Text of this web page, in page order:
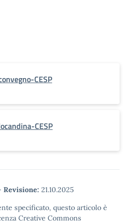
CESP
CESP
Revisione: 21.10.2025
specificato, questo articolo è
Creative Commons